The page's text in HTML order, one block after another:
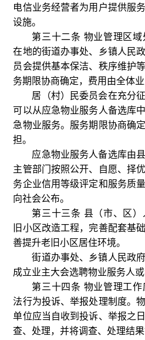
电信业务经营者为用户提供服
设施。
第三十二条 物业管理区
在地的街道办事处、乡镇人民
员会提供基本保洁、秩序维护
务期限协商确定，费用由全体业
居（村）民委员会在充分
可以从应急物业服务人备选库
急物业服务。服务期限协商确
担。
应急物业服务人备选库由
主管部门按照公开、自愿、择
务企业信用等级评定和服务质
向社会公布。
第三十三条 县（市、区
旧小区改造工程，完善配套基
善提升老旧小区居住环境。
街道办事处、乡镇人民政
成立业主大会选聘物业服务人
第三十四条 物业管理工
法行为投诉、举报处理制度。
单位应当自收到投诉、举报之
查、处理，并将调查、处理结